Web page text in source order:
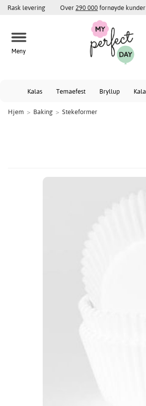
Rask levering Over 290 000fornøyde kunder
Meny
Kalas Temaefest Bryllup
Hjem > Baking > Stekeformer